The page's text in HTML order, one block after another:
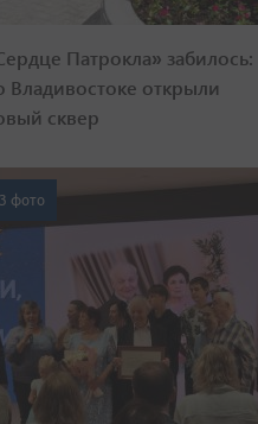
Патрокла» забилось:
Владивостоке открыли
сквер
фото